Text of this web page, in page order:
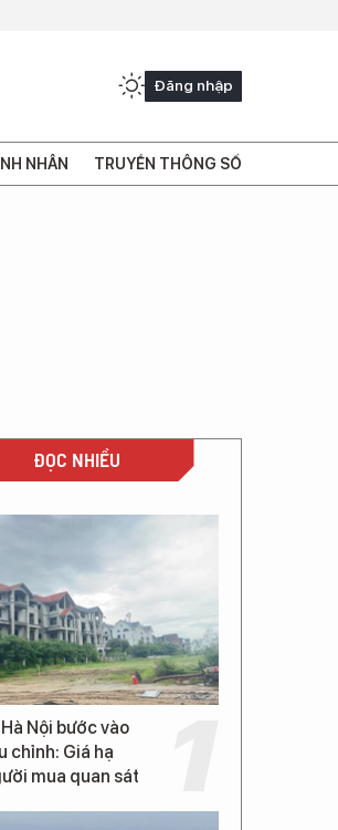
Đăng nhập
NHÂN TRUYỀN THÔNG SỐ
ĐỌC NHIỀU
Nội bước vào
chỉnh: Giá hạ
mua quan sát